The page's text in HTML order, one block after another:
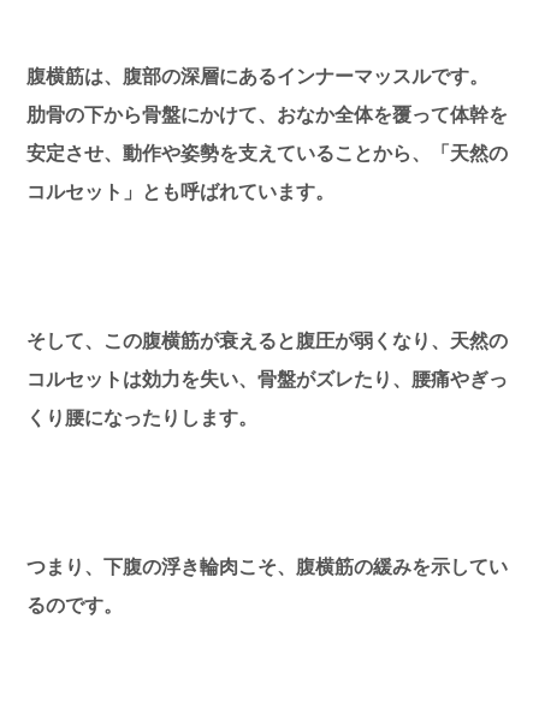
腹横筋は、腹部の深層にあるインナーマッスルです。
肋骨の下から骨盤にかけて、おなか全体を覆って体幹を
安定させ、動作や姿勢を支えていることから、「天然の
コルセット」とも呼ばれています。
そして、この腹横筋が衰えると腹圧が弱くなり、天然の
コルセットは効力を失い、骨盤がズレたり、腰痛やぎっ
くり腰になったりします。
つまり、下腹の浮き輪肉こそ、腹横筋の緩みを示してい
るのです。